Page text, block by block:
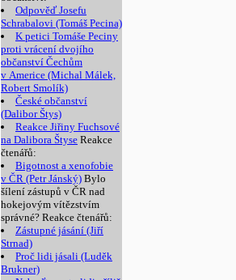
Odpověď Josefu
Schrabalovi (Tomáš Pecina)
K petici Tomáše Peciny
proti vrácení dvojího
občanství Čechům
v Americe (Michal Málek,
Robert Smolík)
České občanství
(Dalibor Štys)
Reakce Jiřiny Fuchsové
na Dalibora Štyse Reakce
čtenářů:
Bigotnost a xenofobie
v ČR (Petr Jánský) Bylo
šílení zástupů v ČR nad
hokejovým vítězstvím
správné? Reakce čtenářů:
Zástupné jásání (Jiří
Strnad)
Proč lidi jásali (Luděk
Brukner)